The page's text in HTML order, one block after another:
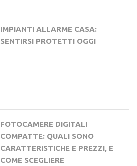
IMPIANTI ALLARME CASA:
SENTIRSI PROTETTI OGGI
FOTOCAMERE DIGITALI
COMPATTE: QUALI SONO
CARATTERISTICHE E PREZZI, E
COME SCEGLIERE